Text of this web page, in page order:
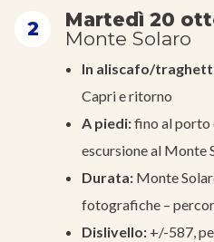
2 Martedì 20
Monte Solaro
In aliscafo/
Capri e ritorno
A piedi:fino al porto
escursione al Monte
Durata: Monte
fotografiche –
Dislivello: +/-587,